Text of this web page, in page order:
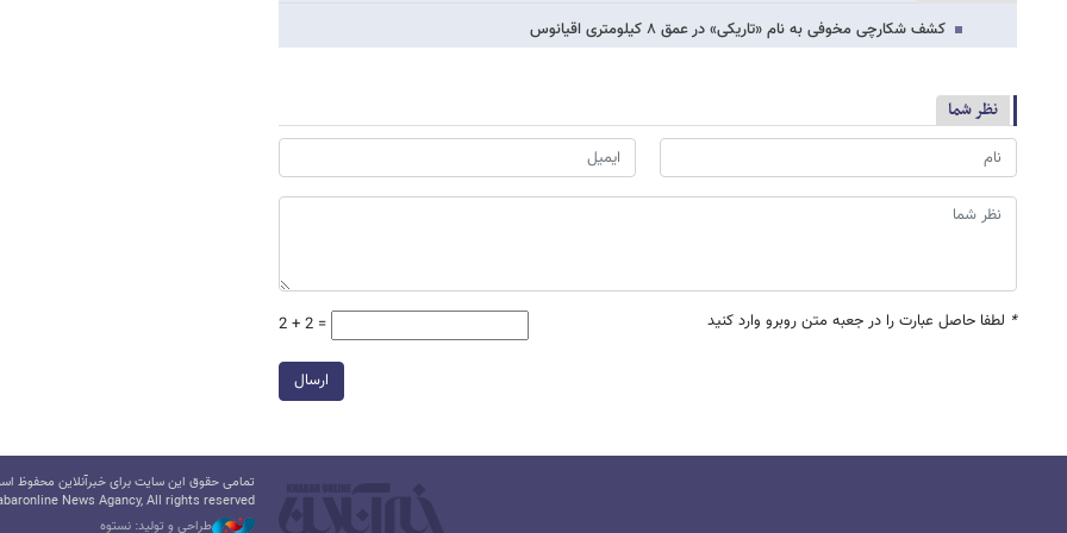
کشف شکارچی مخوفی به نام «تاریکی» در عمق ۸ کیلومتری اقیانوس
نظر شما
* لطفا حاصل عبارت را در جعبه متن روبرو وارد کنید 2 + 2 =
ارسال
تمامی حقوق این سایت برای خبرآنلاین محفوظ
News Agancy, All rights reserved
طراحی و تولید: نستوه